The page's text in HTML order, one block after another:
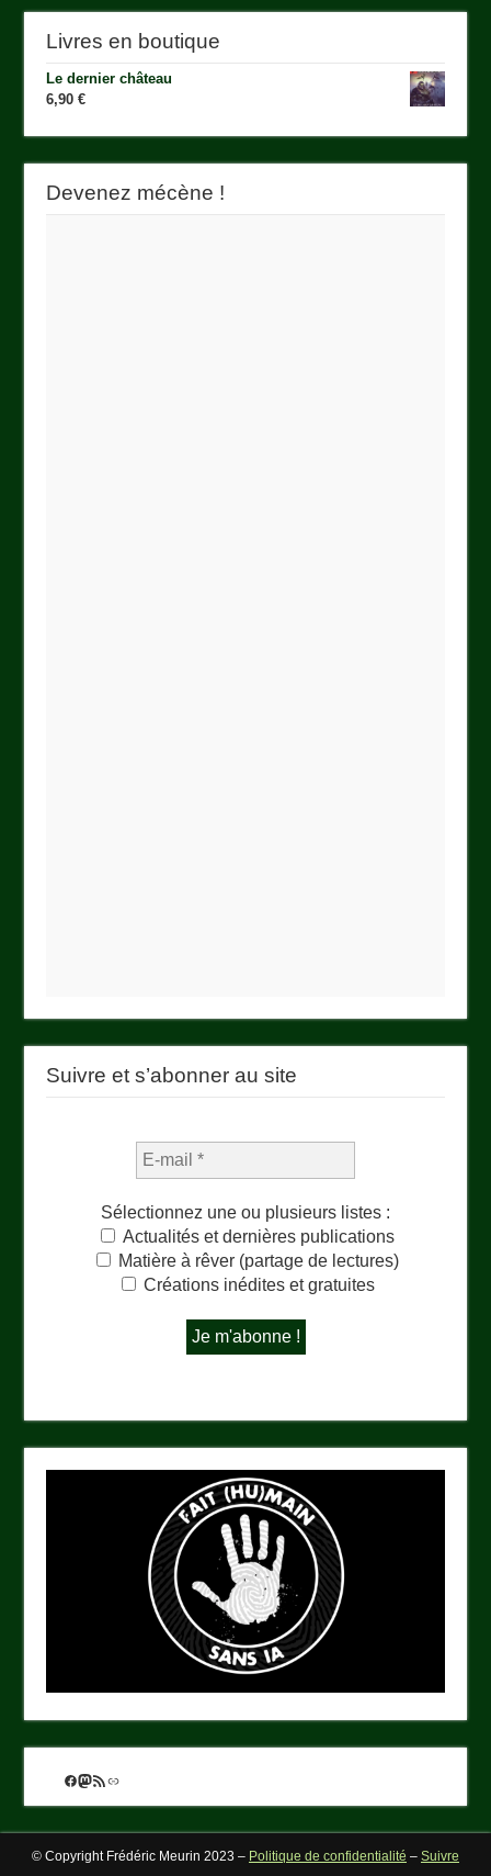
Livres en boutique
Le dernier château
6,90€
Devenez mécène !
Suivre et s’abonner au site
Sélectionnez une ou plusieurs listes :
Actualités et dernières publications
Matière à rêver (partage de lectures)
Créations inédites et gratuites
Facebook
Mastodon
Flux RSS
Lien
© Copyright Frédéric Meurin 2023 – Politique de confidentialité – Suivre